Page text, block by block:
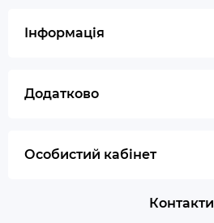
Інформація
Додатково
Особистий кабінет
Контакти